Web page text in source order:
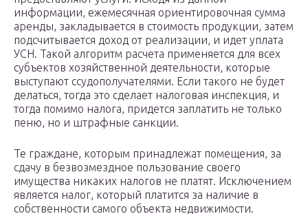
информации, ежемесячная ориентировочная сумма
аренды, закладывается в стоимость продукции, затем
подсчитывается доход от реализации, и идет уплата
УСН. Такой алгоритм расчета применяется для всех
субъектов хозяйственной деятельности, которые
выступают ссудополучателями. Если такого не будет
делаться, тогда это сделает налоговая инспекция, и
тогда помимо налога, придется заплатить не только
пеню, но и штрафные санкции.
Те граждане, которым принадлежат помещения, за
сдачу в безвозмездное пользование своего
имущества никаких налогов не платят. Исключением
является налог, который платится за наличие в
собственности самого объекта недвижимости.